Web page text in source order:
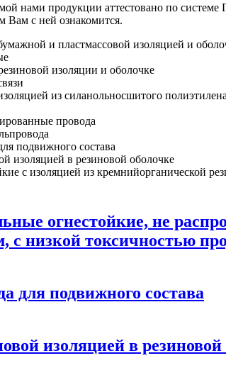
нами продукции аттестовано по
Вам с ней ознакомится.
и пластмассовой изоляцией и
изоляции и оболочке
из силанольносшитого
провода
подвижного состава
изоляцией в резиновой оболочке
с изоляцией из кремнийорганической
огнестойкие, не
с низкой токсичностью
для подвижного состава
изоляцией в резиновой